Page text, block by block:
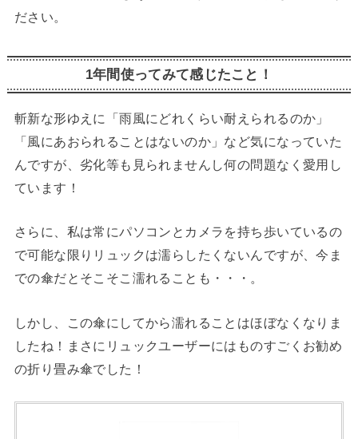
ださい。
1年間使ってみて感じたこと！
斬新な形ゆえに「雨風にどれくらい耐えられるのか」
「風にあおられることはないのか」など気になっていた
んですが、劣化等も見られませんし何の問題なく愛用し
ています！
さらに、私は常にパソコンとカメラを持ち歩いているの
で可能な限りリュックは濡らしたくないんですが、今ま
での傘だとそこそこ濡れることも・・・。
しかし、この傘にしてから濡れることはほぼなくなりま
したね！まさにリュックユーザーにはものすごくお勧め
の折り畳み傘でした！